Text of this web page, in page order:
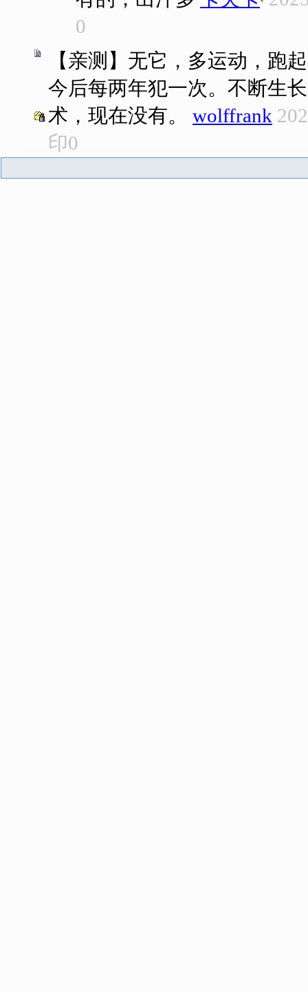
0
【亲测】无它，多运动，跑
今后每两年犯一次。不断生
术，现在没有。
wolffrank
印0